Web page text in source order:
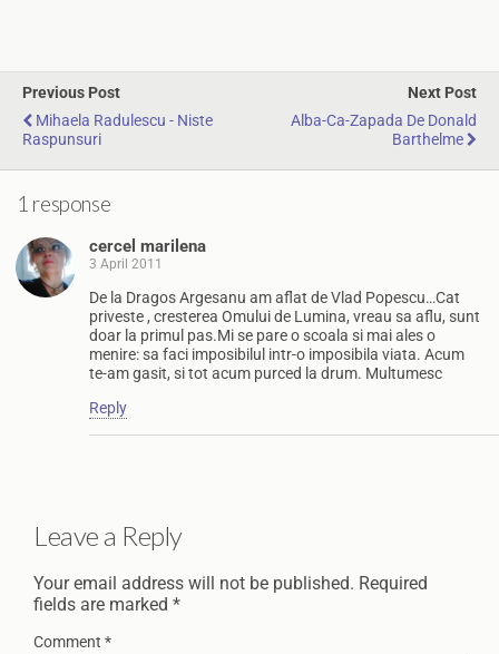
Previous Post
Mihaela Radulescu - Niste
Raspunsuri
Next Post
Alba-Ca-Zapada De Donald
Barthelme
1 response
cercel marilena
3 April 2011
De la Dragos Argesanu am aflat de Vlad Popescu…Cat
priveste , cresterea Omului de Lumina, vreau sa aflu, sunt
doar la primul pas.Mi se pare o scoala si mai ales o
menire: sa faci imposibilul intr-o imposibila viata. Acum
te-am gasit, si tot acum purced la drum. Multumesc
Reply
Leave a Reply
Your email address will not be published. Required
fields are marked *
Comment *